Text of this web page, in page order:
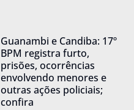
Guanambi e Candiba: 17º
BPM registra furto,
prisões, ocorrências
envolvendo menores e
outras ações policiais;
confira